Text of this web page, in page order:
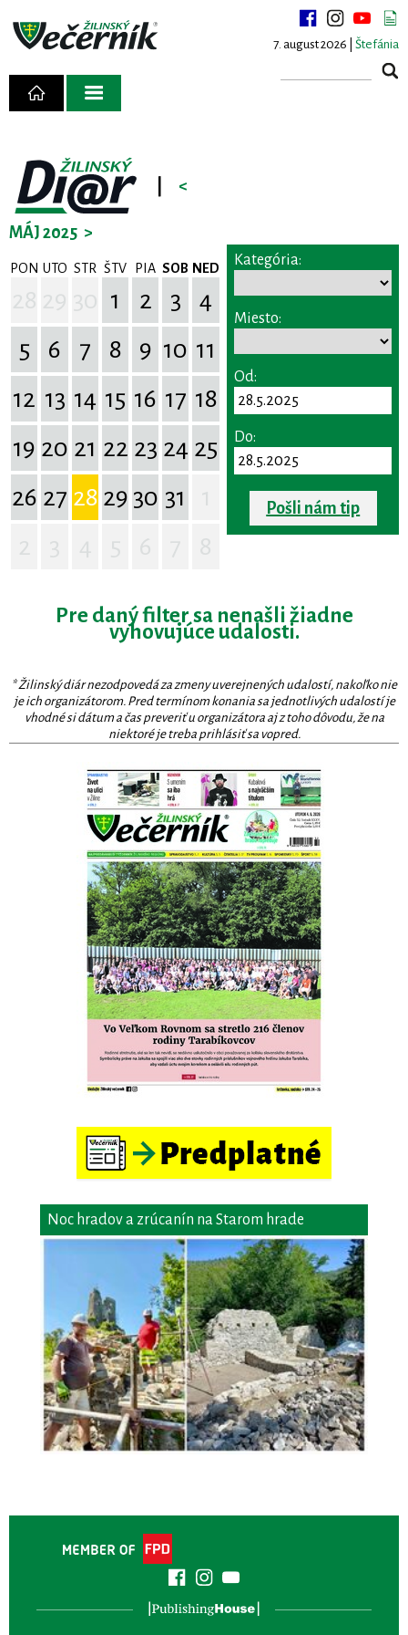
7. august 2026 | Štefánia
<
MÁJ 2025 >
PON UTO STR ŠTV PIA SOB NED
1 2 3
4
5
6 7 8 9 10 11
12 13 14 15 16 17 18
19 20 21 22 23 24 25
26 27 28 29 30 31
Kategória:
Miesto:
Od:
Do:
Pošli nám tip
Pre daný filter sa nenašli žiadne
vyhovujúce udalosti.
* Žilinský diár nezodpovedá za zmeny uverejnených udalostí, nakoľko nie
je ich organizátorom. Pred termínom konania sa jednotlivých udalostí je
vhodné si dátum a čas preveriť u organizátora aj z toho dôvodu, že na
niektoré je treba prihlásiť sa vopred.
Noc hradov a zrúcanín na Starom hrade